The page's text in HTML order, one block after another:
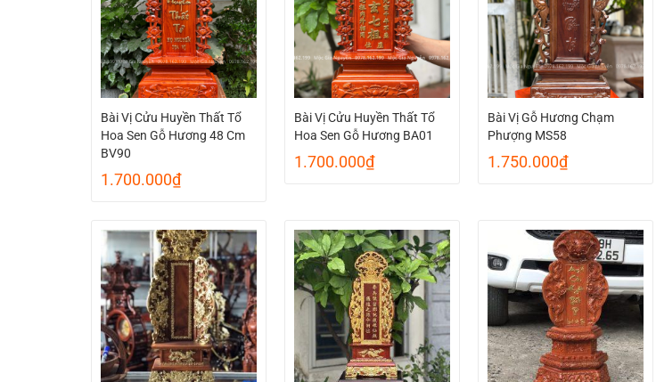
Bài Vị Cửu Huyền Thất Tổ
Hoa Sen Gỗ Hương 48 Cm
BV90
1.700.000₫
Bài Vị Cửu Huyền Thất Tổ
Hoa Sen Gỗ Hương BA01
1.700.000₫
Bài Vị Gỗ Hương Chạm
Phượng MS58
1.750.000₫